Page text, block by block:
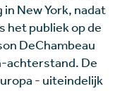
New York, nadat
het publiek op de
DeChambeau
achterstand. De
- uiteindelijk